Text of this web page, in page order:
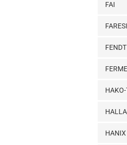
FAI
FENDT
HALLA
HANIX